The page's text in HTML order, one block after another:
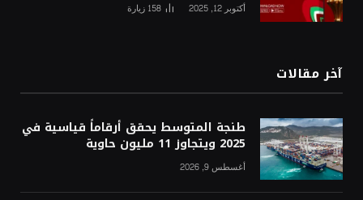
أكتوبر 12, 2025 158 زيارة
آخر مقالات
طنجة المتوسط يحقق أرقاماً قياسية في
2025 ويتجاوز 11 مليون حاوية
أغسطس 9, 2026